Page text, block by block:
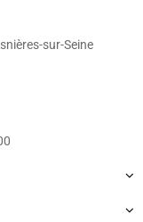
sur-Seine